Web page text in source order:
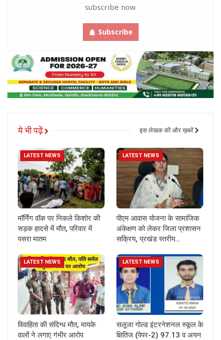
subscribe now.
Subscribe
ये भी पढ़ें इस लेखक की और ख़बरें
LATEST NEWS
मॉर्निंग वॉक पर निकले किशोर की
सड़क हादसे में मौत, परिवार में
पसरा मातम
LATEST NEWS
पीएम आवास योजना के सामाजिक
अंकेक्षण को लेकर जिला प्रशासन
सक्रिय, प्रखंड स्तरीय…
LATEST NEWS
विवाहिता की संदिग्ध मौत, मायके
वालों ने लगाए गंभीर आरोप
LATEST NEWS
सलूजा गोल्ड इंटरनेशनल स्कूल के
क्षितिज (पेपर-2) 97.13 व अयन